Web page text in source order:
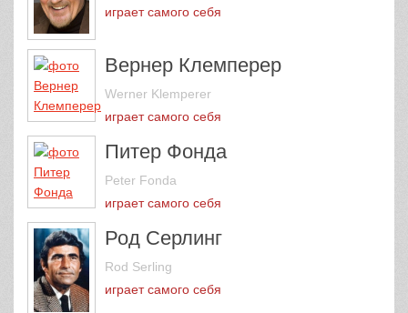
играет самого себя
Вернер Клемперер
Werner Klemperer
играет самого себя
Питер Фонда
Peter Fonda
играет самого себя
Род Серлинг
Rod Serling
играет самого себя